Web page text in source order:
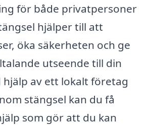
för både privatpersoner
hjälper till att
öka säkerheten och ge
utseende till din
av ett lokalt företag
stängsel kan du få
som gör att du kan